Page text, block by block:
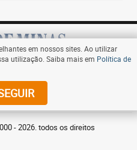
- 2026. todos os direitos
em nossos sites. Ao utilizar
utilização. Saiba mais em Política de